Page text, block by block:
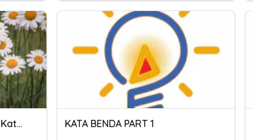
Murojaah Kata Benda Dan Kata Kerja KATA BENDA PART 1